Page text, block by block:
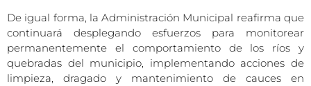
De igual forma, la Administración Municipal reafirma que
continuará desplegando esfuerzos para monitorear
permanentemente el comportamiento de los ríos y
quebradas del municipio, implementando acciones de
limpieza, dragado y mantenimiento de cauces en